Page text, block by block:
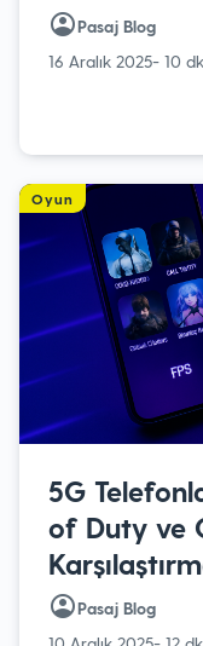
Pasaj Blog
16 Aralık 2025- 10
Oyun
5G
of Duty ve
Pasaj Blog